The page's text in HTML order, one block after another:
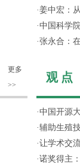
更多
>>
·姜中宏：
·中国科学
·张永合：
观 点
·中国开源
·辅助生殖
·让学术交
·诺奖得主